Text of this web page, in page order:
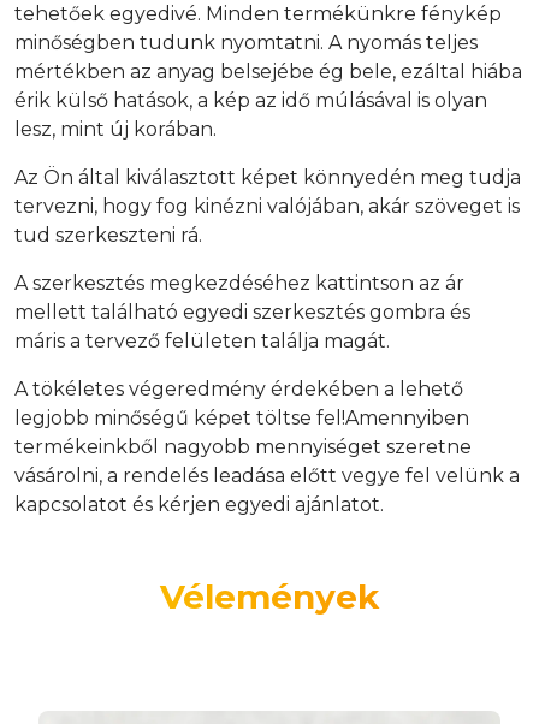
tehetőek egyedivé. Minden termékünkre fénykép
minőségben tudunk nyomtatni. A nyomás teljes
mértékben az anyag belsejébe ég bele, ezáltal hiába
érik külső hatások, a kép az idő múlásával is olyan
lesz, mint új korában.
Az Ön által kiválasztott képet könnyedén meg tudja
tervezni, hogy fog kinézni valójában, akár szöveget is
tud szerkeszteni rá.
A szerkesztés megkezdéséhez kattintson az ár
mellett található egyedi szerkesztés gombra és
máris a tervező felületen találja magát.
A tökéletes végeredmény érdekében a lehető
legjobb minőségű képet töltse fel!Amennyiben
termékeinkből nagyobb mennyiséget szeretne
vásárolni, a rendelés leadása előtt vegye fel velünk a
kapcsolatot és kérjen egyedi ajánlatot.
Vélemények